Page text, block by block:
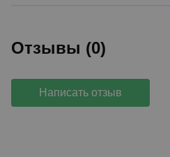
Отзывы (0)
Написать отзыв